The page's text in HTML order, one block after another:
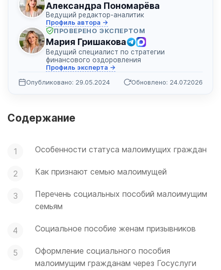
Александра Пономарёва
Ведущий редактор-аналитик
Профиль автора →
ПРОВЕРЕНО ЭКСПЕРТОМ
Мария Гришакова
Ведущий специалист по стратегии
финансового оздоровления
Профиль эксперта →
Опубликовано: 29.05.2024
Обновлено: 24.07.2026
Содержание
Особенности статуса малоимущих граждан
Как признают семью малоимущей
Перечень социальных пособий малоимущим
семьям
Социальное пособие женам призывников
Оформление социального пособия
малоимущим гражданам через Госуслуги